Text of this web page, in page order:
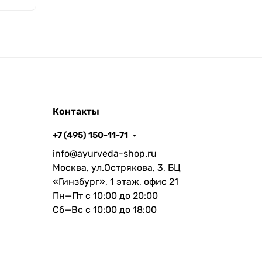
Контакты
+7 (495) 150-11-71
info@ayurveda-shop.ru
Москва, ул.Острякова, 3, БЦ
«Гинзбург», 1 этаж, офис 21
Пн—Пт с 10:00 до 20:00
Сб—Вс с 10:00 до 18:00